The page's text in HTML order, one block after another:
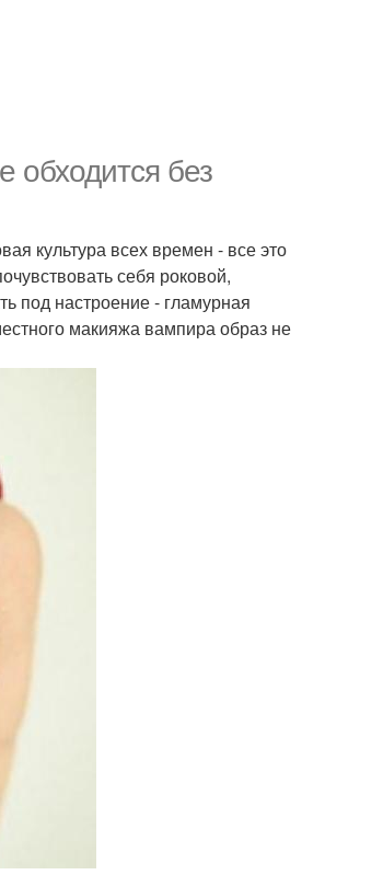
обходится без
культура всех времен - все это
себя роковой,
под настроение - гламурная
макияжа вампира образ не